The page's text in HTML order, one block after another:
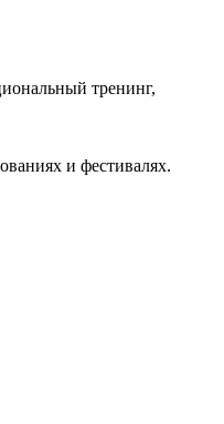
тренинг,
и фестивалях.